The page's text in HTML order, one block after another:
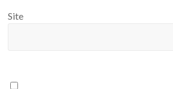
Site